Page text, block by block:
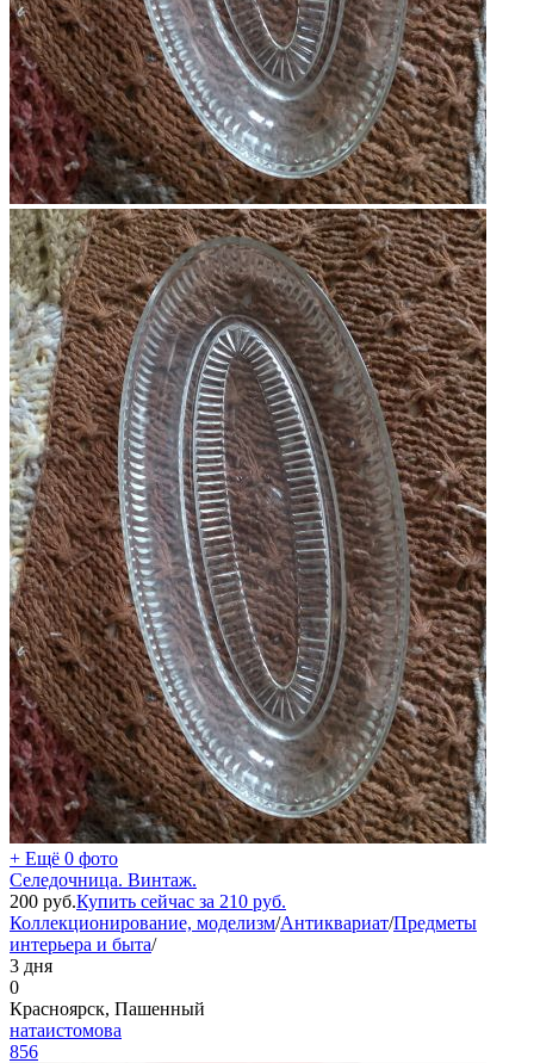
+ Ещё 0 фото
Селедочница. Винтаж.
200 руб.Купить сейчас за 210 руб.
Коллекционирование, моделизм/Антиквариат/Предметы
интерьера и быта/
3 дня
0
Красноярск, Пашенный
натаистомова
856